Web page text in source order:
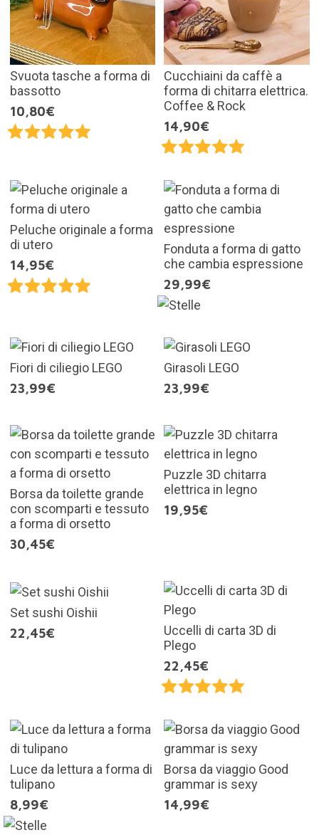
Svuota tasche a forma di
bassotto
10,80€
Cucchiaini da caffè a
forma di chitarra elettrica.
Coffee & Rock
14,90€
Peluche originale a forma
di utero
14,95€
Fonduta a forma di gatto
che cambia espressione
29,99€
Fiori di ciliegio LEGO
23,99€
Girasoli LEGO
23,99€
Borsa da toilette grande
con scomparti e tessuto
a forma di orsetto
30,45€
Puzzle 3D chitarra
elettrica in legno
19,95€
Set sushi Oishii
22,45€
Uccelli di carta 3D di
Plego
22,45€
Luce da lettura a forma di
tulipano
8,99€
Borsa da viaggio Good
grammar is sexy
14,99€